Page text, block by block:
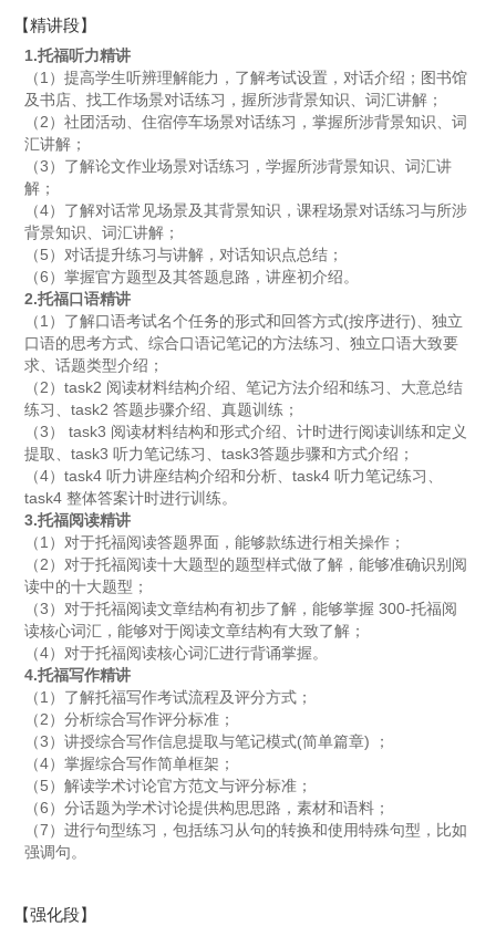
【精讲段】
1.托福听力精讲
（1）提高学生听辨理解能力，了解考试设置，对话介绍；图书馆
及书店、找工作场景对话练习，握所涉背景知识、词汇讲解；
（2）社团活动、住宿停车场景对话练习，掌握所涉背景知识、词
汇讲解；
（3）了解论文作业场景对话练习，学握所涉背景知识、词汇讲
解；
（4）了解对话常见场景及其背景知识，课程场景对话练习与所涉
背景知识、词汇讲解；
（5）对话提升练习与讲解，对话知识点总结；
（6）掌握官方题型及其答题息路，讲座初介绍。
2.托福口语精讲
（1）了解口语考试名个任务的形式和回答方式(按序进行)、独立
口语的思考方式、综合口语记笔记的方法练习、独立口语大致要
求、话题类型介绍；
（2）task2 阅读材料结构介绍、笔记方法介绍和练习、大意总结
练习、task2 答题步骤介绍、真题训练；
（3） task3 阅读材料结构和形式介绍、计时进行阅读训练和定义
提取、task3 听力笔记练习、task3答题步骤和方式介绍；
（4）task4 听力讲座结构介绍和分析、task4 听力笔记练习、
task4 整体答案计时进行训练。
3.托福阅读精讲
（1）对于托福阅读答题界面，能够款练进行相关操作；
（2）对于托福阅读十大题型的题型样式做了解，能够准确识别阅
读中的十大题型；
（3）对于托福阅读文章结构有初步了解，能够掌握 300-托福阅
读核心词汇，能够对于阅读文章结构有大致了解；
（4）对于托福阅读核心词汇进行背诵掌握。
4.托福写作精讲
（1）了解托福写作考试流程及评分方式；
（2）分析综合写作评分标准；
（3）讲授综合写作信息提取与笔记模式(简单篇章) ；
（4）掌握综合写作简单框架；
（5）解读学术讨论官方范文与评分标准；
（6）分话题为学术讨论提供构思思路，素材和语料；
（7）进行句型练习，包括练习从句的转换和使用特殊句型，比如
强调句。
【强化段】